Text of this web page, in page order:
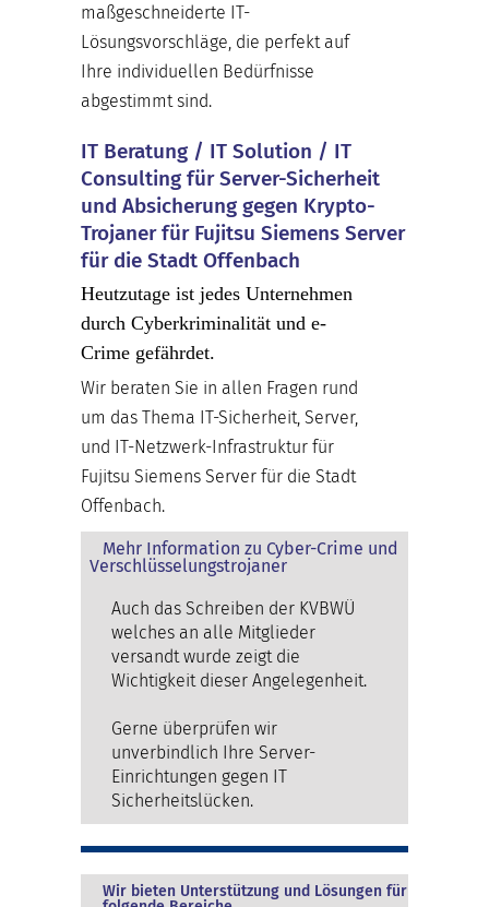
maßgeschneiderte IT-
Lösungsvorschläge, die perfekt auf
Ihre individuellen Bedürfnisse
abgestimmt sind.
IT Beratung / IT Solution / IT
Consulting für Server-Sicherheit
und Absicherung gegen Krypto-
Trojaner für Fujitsu Siemens Server
für die Stadt Offenbach
Heutzutage ist jedes Unternehmen
durch Cyberkriminalität und e-
Crime gefährdet.
Wir beraten Sie in allen Fragen rund
um das Thema IT-Sicherheit, Server,
und IT-Netzwerk-Infrastruktur für
Fujitsu Siemens Server für die Stadt
Offenbach.
Mehr Information zu Cyber-Crime und
Verschlüsselungstrojaner
Auch das Schreiben der KVBWÜ
welches an alle Mitglieder
versandt wurde zeigt die
Wichtigkeit dieser Angelegenheit.
Gerne überprüfen wir
unverbindlich Ihre Server-
Einrichtungen gegen IT
Sicherheitslücken.
Wir bieten Unterstützung und Lösungen für